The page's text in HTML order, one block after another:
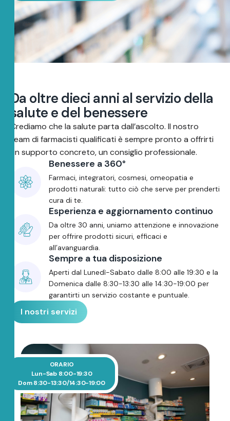
Da oltre dieci anni alservizio della
salute e del benessere
Crediamo che la salute parta dall’ascolto. Il nostro
team di farmacisti qualificati è sempre pronto a offrirti
un supporto concreto, un consiglio professionale.
Benessere a 360°
Farmaci, integratori, cosmesi, omeopatia e
prodotti naturali: tutto ciò che serve per prenderti
cura di te.
Esperienza e aggiornamento continuo
Da oltre 30 anni, uniamo attenzione e innovazione
per offrire prodotti sicuri, efficaci e
all’avanguardia.
Sempre a tua disposizione
Aperti dal Lunedì-Sabato dalle 8:00 alle 19:30 e la
Domenica dalle 8:30-13:30 alle 14:30-19:00 per
garantirti un servizio costante e puntuale.
I nostri servizi
ORARIO
Lun-Sab 8:00-19:30
Dom 8:30-13:30/14:30-19:00